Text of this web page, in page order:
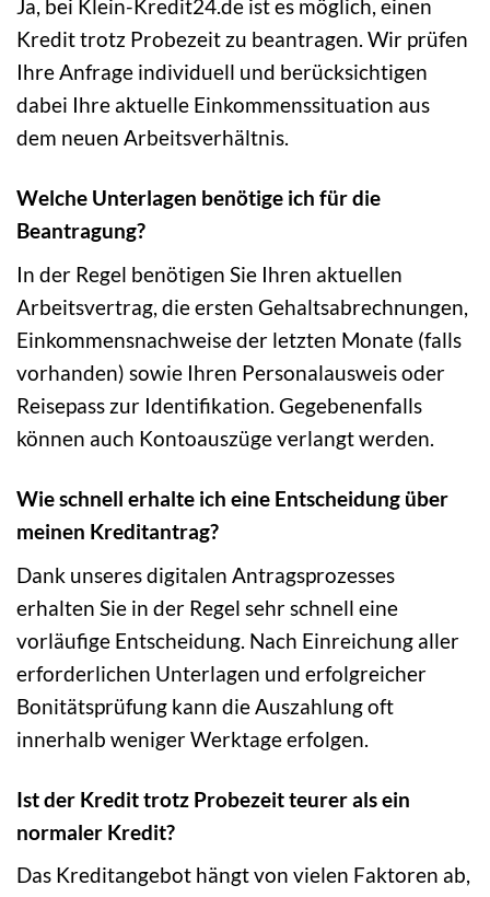
Ja, bei Klein-Kredit24.de ist es möglich, einen
Kredit trotz Probezeit zu beantragen. Wir prüfen
Ihre Anfrage individuell und berücksichtigen
dabei Ihre aktuelle Einkommenssituation aus
dem neuen Arbeitsverhältnis.
Welche Unterlagen benötige ich für die
Beantragung?
In der Regel benötigen Sie Ihren aktuellen
Arbeitsvertrag, die ersten Gehaltsabrechnungen,
Einkommensnachweise der letzten Monate (falls
vorhanden) sowie Ihren Personalausweis oder
Reisepass zur Identifikation. Gegebenenfalls
können auch Kontoauszüge verlangt werden.
Wie schnell erhalte ich eine Entscheidung über
meinen Kreditantrag?
Dank unseres digitalen Antragsprozesses
erhalten Sie in der Regel sehr schnell eine
vorläufige Entscheidung. Nach Einreichung aller
erforderlichen Unterlagen und erfolgreicher
Bonitätsprüfung kann die Auszahlung oft
innerhalb weniger Werktage erfolgen.
Ist der Kredit trotz Probezeit teurer als ein
normaler Kredit?
Das Kreditangebot hängt von vielen Faktoren ab,